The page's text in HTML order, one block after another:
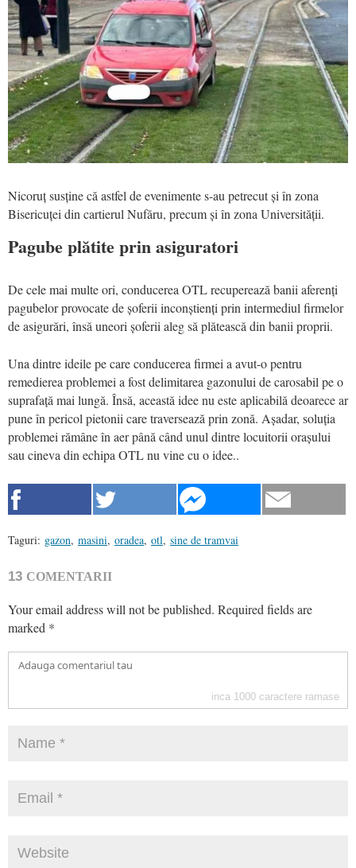
Nicoruț susține că astfel de evenimente s-au petrecut și în zona
Bisericuței din cartierul Nufăru, precum și în zona Universității.
Pagube plătite prin asiguratori
De cele mai multe ori, conducerea OTL recuperează banii aferenți
pagubelor provocate de șoferii inconștienți prin intermediul firmelor
de asigurări, însă uneori șoferii aleg să plătească din banii proprii.
Una dintre ideile pe care conducerea firmei a avut-o pentru
remedierea problemei a fost delimitarea gazonului de carosabil pe o
suprafață mai lungă. Însă, această idee nu este aplicabilă deoarece ar
pune în pericol pietonii care traversează prin zonă. Așadar, soluția
problemei rămâne în aer până când unul dintre locuitorii orașului
sau cineva din echipa OTL nu vine cu o idee..
Taguri: gazon, masini, oradea, otl, sine de tramvai
13 COMENTARII
Your email address will not be published. Required fields are
marked *
inca 1000 caractere ramase